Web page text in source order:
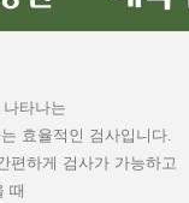
타나는
효율적인 검사입니다.
편하게 검사가 가능하고
때